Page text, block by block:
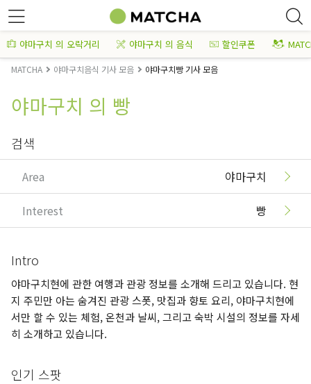
야마구치 의 오락거리 야마구치 의 음식 할인쿠폰
MATCHA 야마구치음식 기사 모음 야마구치빵 기사 모음
야마구치 의 빵
검색
Area 야마구치
Interest 빵
Intro
야마구치현에 관한 여행과 관광 정보를 소개해 드리고 있습니다. 현
지 주민만 아는 숨겨진 관광 스폿, 맛집과 향토 요리, 야마구치현에
서만 할 수 있는 체험, 온천과 날씨, 그리고 숙박 시설의 정보를 자세
히 소개하고 있습니다.
인기 스팟